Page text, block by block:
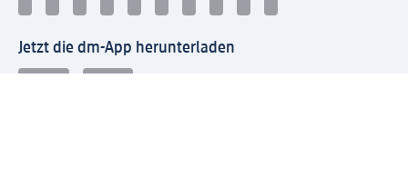
Jetzt die dm-App herunterladen